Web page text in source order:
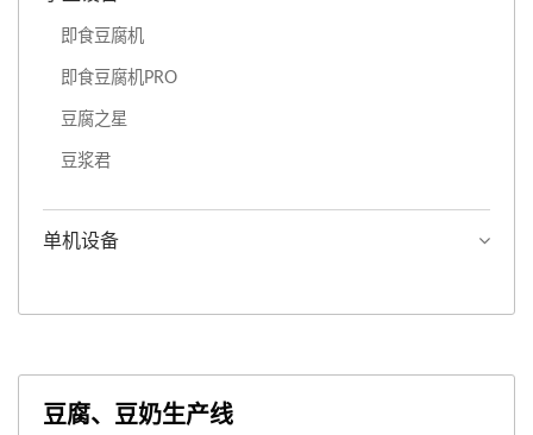
即食豆腐机
即食豆腐机PRO
豆腐之星
豆浆君
单机设备
豆腐、豆奶生产线